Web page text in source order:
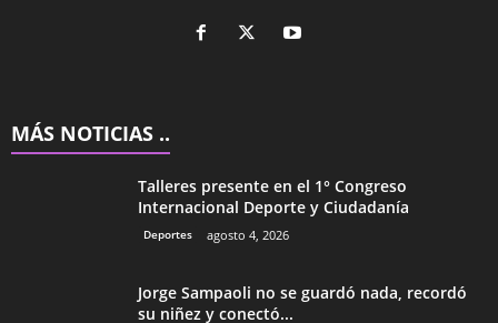
MÁS NOTICIAS ..
Talleres presente en el 1° Congreso
Internacional Deporte y Ciudadanía
Deportes agosto 4, 2026
Jorge Sampaoli no se guardó nada, recordó
su niñez y conectó...